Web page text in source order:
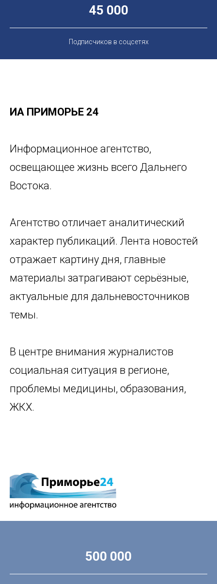
45 000
Подписчиков в соцсетях
ИА ПРИМОРЬЕ 24
Информационное агентство,
освещающее жизнь всего Дальнего
Востока.
Агентство отличает аналитический
характер публикаций. Лента новостей
отражает картину дня, главные
материалы затрагивают серьёзные,
актуальные для дальневосточников
темы.
В центре внимания журналистов
социальная ситуация в регионе,
проблемы медицины, образования,
ЖКХ.
500 000